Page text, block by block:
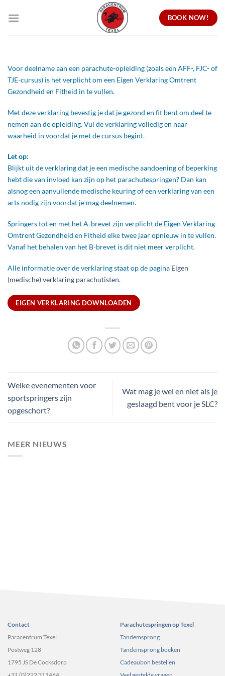
naar
BOOK NOW!
MEER NIEUWS
Voor deelname aan een parachute-opleiding (zoals een AFF-, FJC- of
TJE-cursus) is het verplicht om een Eigen Verklaring Omtrent
Gezondheid en Fitheid in te vullen.
Met deze verklaring bevestig je dat je gezond en fit bent om deel te
nemen aan de opleiding. Vul de verklaring volledig en naar
waarheid in voordat je met de cursus begint.
Let op:
Blijkt uit de verklaring dat je een medische aandoening of beperking
hebt die van invloed kan zijn op het parachutespringen? Dan kan
alsnog een aanvullende medische keuring of een verklaring van een
arts nodig zijn voordat je mag deelnemen.
Springers tot en met het A-brevet zijn verplicht de Eigen Verklaring
Omtrent Gezondheid en Fitheid elke twee jaar opnieuw in te vullen.
Vanaf het behalen van het B-brevet is dit niet meer verplicht.
Alle informatie over de verklaring staat op de pagina Eigen
(medische) verklaring parachutisten.
EIGEN VERKLARING DOWNLOADEN
Welke evenementen voor
sportspringers zijn
opgeschort?
Wat mag je wel en niet als je
geslaagd bent voor je SLC?
Contact
Paracentrum Texel
Postweg 128
1795 JS De Cocksdorp
Parachutespringen op Texel
Tandemsprong
Tandemsprong boeken
Cadeaubon bestellen